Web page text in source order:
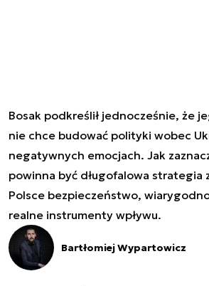
Bosak podkreślił jednocześnie, że
nie chce budować polityki wobec
negatywnych emocjach. Jak
powinna być długofalowa strategia
Polsce bezpieczeństwo,
realne instrumenty wpływu.
Bartłomiej Wypartowicz